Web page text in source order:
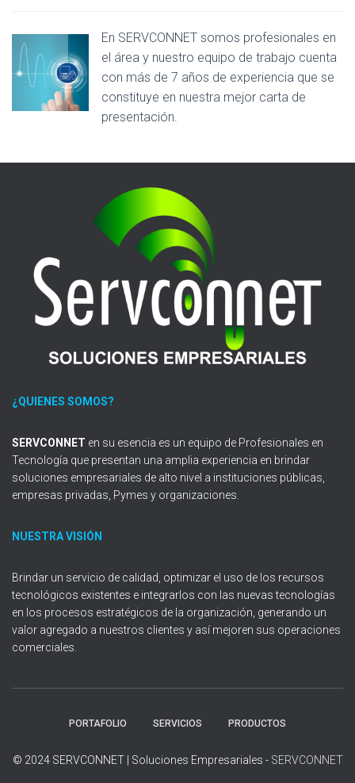
En SERVCONNET somos profesionales en
el área y nuestro equipo de trabajo cuenta
con más de 7 años de experiencia que se
constituye en nuestra mejor carta de
presentación.
¿QUIENES SOMOS?
SERVCONNET en su esencia es un equipo de Profesionales en
Tecnología que presentan una amplia experiencia en brindar
soluciones empresariales de alto nivel a instituciones públicas,
empresas privadas, Pymes y organizaciones.
NUESTRA VISIÓN
Brindar un servicio de calidad, optimizar el uso de los recursos
tecnológicos existentes e integrarlos con las nuevas tecnologías
en los procesos estratégicos de la organización, generando un
valor agregado a nuestros clientes y así mejoren sus operaciones
comerciales.
PORTAFOLIO SERVICIOS PRODUCTOS
© 2024 SERVCONNET | Soluciones Empresariales - SERVCONNET